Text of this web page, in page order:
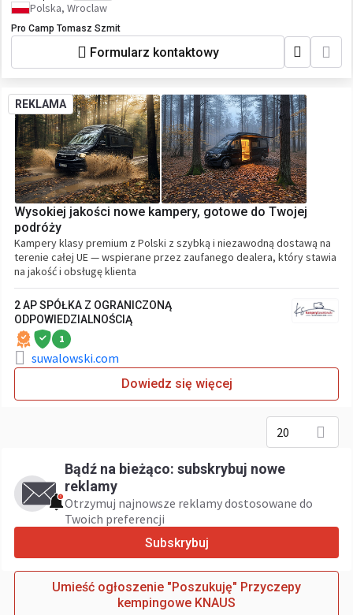
Polska, Wroclaw
Pro Camp Tomasz Szmit
Formularz kontaktowy
REKLAMA
Wysokiej jakości nowe kampery, gotowe do Twojej
podróży
Kampery klasy premium z Polski z szybką i niezawodną dostawą na
terenie całej UE — wspierane przez zaufanego dealera, który stawia
na jakość i obsługę klienta
2 AP SPÓŁKA Z OGRANICZONĄ
ODPOWIEDZIALNOŚCIĄ
1
suwalowski.com
Dowiedz się więcej
20
Bądź na bieżąco: subskrybuj nowe
reklamy
Otrzymuj najnowsze reklamy dostosowane do
Twoich preferencji
Subskrybuj
Umieść ogłoszenie "Poszukuję" Przyczepy
kempingowe KNAUS